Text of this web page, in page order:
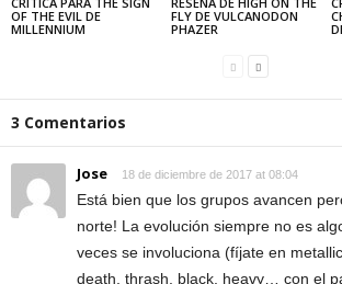
OF THE EVIL DE
MILLENNIUM
FLY DE VULCANODON
PHAZER
3 Comentarios
Jose 18 de diciembre de 2017 at 08:04
Está bien que los grupos avancen
norte! La evolución siempre no es
veces se involuciona (fíjate en
death, thrash, black, heavy… con el